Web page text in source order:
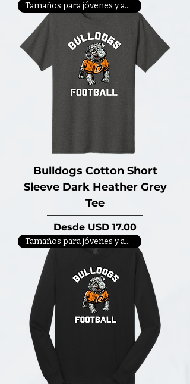
Tamaños para jóvenes y adultos
Bulldogs Cotton Short
Sleeve Dark Heather Grey
Tee
Desde USD 17.00
Precio de oferta
Tamaños para jóvenes y adultos